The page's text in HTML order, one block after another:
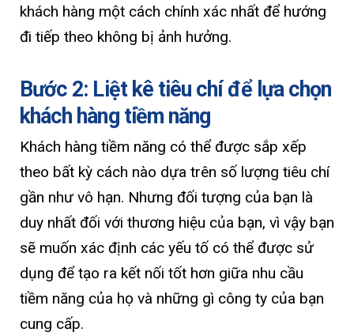
khách hàng một cách chính xác nhất để hướng
đi tiếp theo không bị ảnh hưởng.
Bước 2: Liệt kê tiêu chí để lựa chọn
khách hàng tiềm năng
Khách hàng tiềm năng có thể được sắp xếp
theo bất kỳ cách nào dựa trên số lượng tiêu chí
gần như vô hạn. Nhưng đối tượng của bạn là
duy nhất đối với thương hiệu của bạn, vì vậy bạn
sẽ muốn xác định các yếu tố có thể được sử
dụng để tạo ra kết nối tốt hơn giữa nhu cầu
tiềm năng của họ và những gì công ty của bạn
cung cấp.